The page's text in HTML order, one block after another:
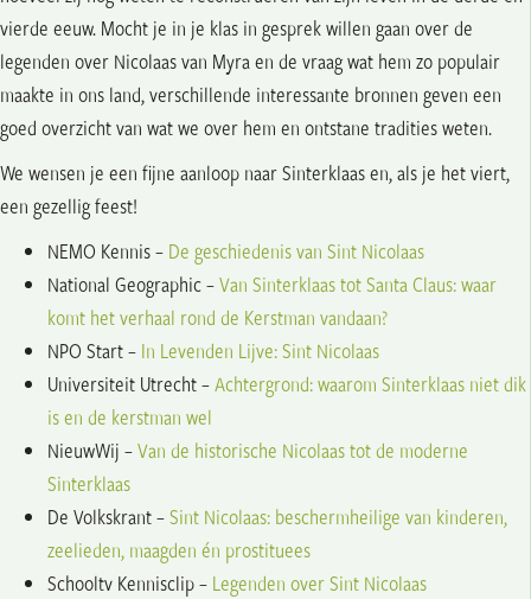
vierde eeuw. Mocht je in je klas in gesprek willen gaan over de
legenden over Nicolaas van Myra en de vraag wat hem zo populair
maakte in ons land, verschillende interessante bronnen geven een
goed overzicht van wat we over hem en ontstane tradities weten.
We wensen je een fijne aanloop naar Sinterklaas en, als je het viert,
een gezellig feest!
NEMO Kennis – De geschiedenis van Sint Nicolaas
National Geographic –Van Sinterklaas tot Santa Claus: waar
komt het verhaal rond de Kerstman vandaan?
NPO Start – In Levenden Lijve: Sint Nicolaas
Universiteit Utrecht –Achtergrond: waarom Sinterklaas niet dik
is en de kerstman wel
NieuwWij –Van de historische Nicolaas tot de moderne
Sinterklaas
De Volkskrant –Sint Nicolaas: beschermheilige van kinderen,
zeelieden, maagden én prostituees
Schooltv Kennisclip – Legenden over Sint Nicolaas